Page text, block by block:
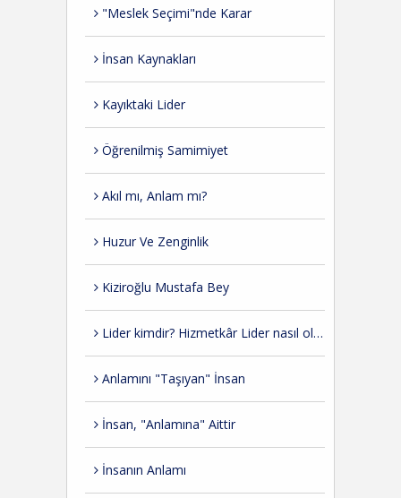
"Meslek Seçimi"nde Karar
İnsan Kaynakları
Kayıktaki Lider
Öğrenilmiş Samimiyet
Akıl mı, Anlam mı?
Huzur Ve Zenginlik
Kiziroğlu Mustafa Bey
Lider kimdir? Hizmetkâr Lider nasıl olmalı?
Anlamını "Taşıyan" İnsan
İnsan, "Anlamına" Aittir
İnsanın Anlamı